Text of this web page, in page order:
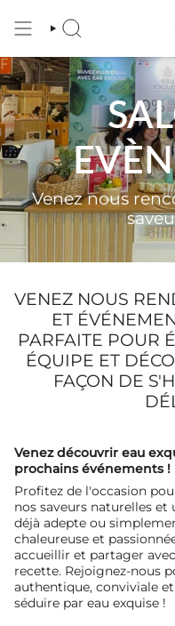
Inhalt
springen SUCHE
Venez nous
VENEZ NOUS
ET
PARFAITE POUR
ÉQUIPE ET
FAÇON DE
Venez découvrir eau
prochains événements !
Profitez de l'occasion
nos saveurs naturelles et
déjà adepte ou
chaleureuse et
accueillir et partager
recette. Rejoignez-nous
authentique, conviviale
séduire par eau exquise !